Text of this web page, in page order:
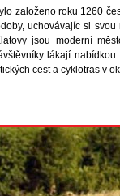
založeno roku 1260
uchovávajíc si
jsou moderní
lákají
cest a cyklotras v